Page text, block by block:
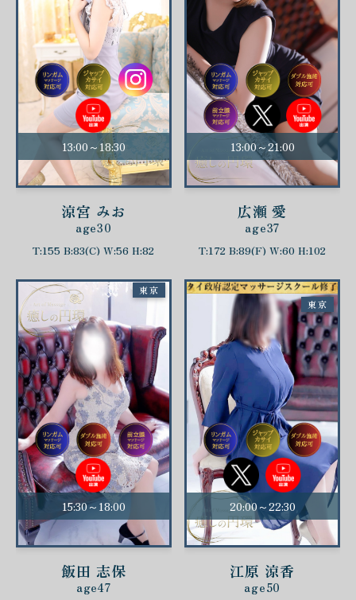
13:00～18:30
涼宮 みお
age30
T:155 B:83(C) W:56 H:82
13:00～21:00
広瀬 愛
age37
T:172 B:89(F) W:60 H:102
15:30～18:00
飯田 志保
age47
東京
20:00～22:30
江原 涼香
age50
東京